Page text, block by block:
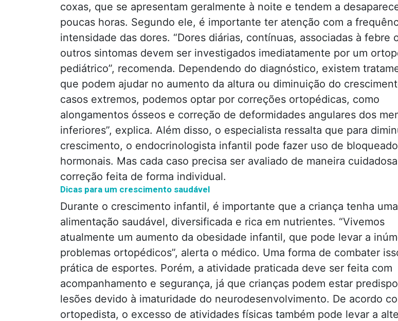
coxas, que se apresentam geralmente à noite e tendem a
poucas horas. Segundo ele, é importante ter atenção com a
intensidade das dores. “Dores diárias, contínuas, associadas à febre
outros sintomas devem ser investigados imediatamente por um
pediátrico”, recomenda. Dependendo do diagnóstico, existem
que podem ajudar no aumento da altura ou diminuição do
casos extremos, podemos optar por correções ortopédicas, como
alongamentos ósseos e correção de deformidades angulares dos
inferiores”, explica. Além disso, o especialista ressalta que para
crescimento, o endocrinologista infantil pode fazer uso de
hormonais. Mas cada caso precisa ser avaliado de maneira
correção feita de forma individual.
Dicas para um crescimento saudável
Durante o crescimento infantil, é importante que a criança tenha uma
alimentação saudável, diversificada e rica em nutrientes. “Vivemos
atualmente um aumento da obesidade infantil, que pode levar a
problemas ortopédicos”, alerta o médico. Uma forma de combater
prática de esportes. Porém, a atividade praticada deve ser feita com
acompanhamento e segurança, já que crianças podem estar
lesões devido à imaturidade do neurodesenvolvimento. De acordo
ortopedista, o excesso de atividades físicas também pode levar a